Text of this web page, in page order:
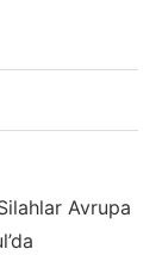
Avrupa